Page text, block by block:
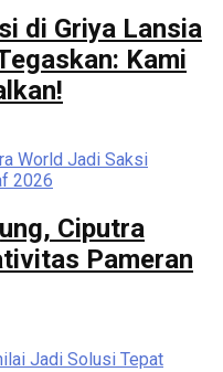
di Griya Lansia
Kami
Ciputra
Pameran